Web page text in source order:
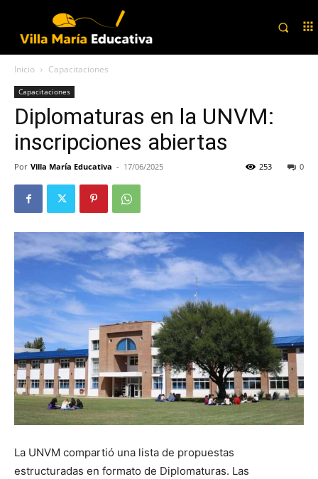
Inicio Capacitaciones
Capacitaciones
Diplomaturas en la UNVM:
inscripciones abiertas
Por Villa María Educativa - 17/06/2025 0
253
La UNVM compartió una lista de propuestas
estructuradas en formato de Diplomaturas. Las